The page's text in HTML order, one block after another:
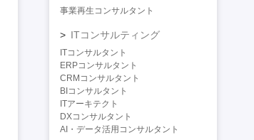
事業再生コンサルタント
ITコンサルティング
ITコンサルタント
ERPコンサルタント
CRMコンサルタント
BIコンサルタント
ITアーキテクト
DXコンサルタント
AI・データ活用コンサルタント